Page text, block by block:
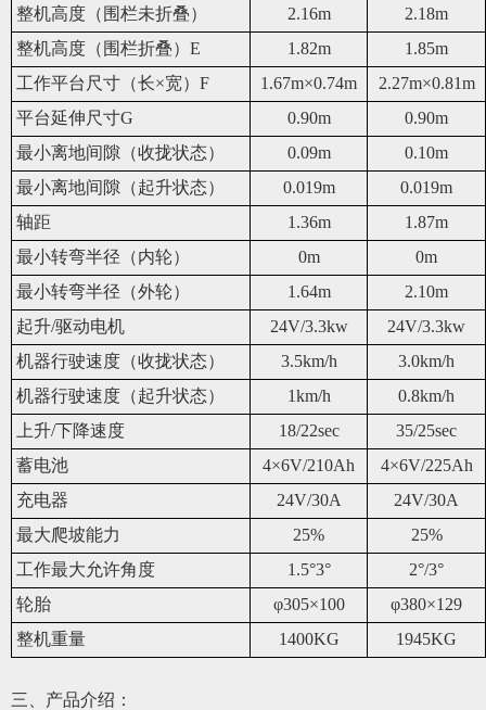
整机高度（围栏未折叠）
2.16m
2.18m
整机高度（围栏折叠）E
1.82m
1.85m
工作平台尺寸（长×宽）F
1.67m×0.74m
2.27m×0.81m
平台延伸尺寸G
0.90m
0.90m
最小离地间隙（收拢状态）
0.09m
0.10m
最小离地间隙（起升状态）
0.019m
0.019m
轴距
1.36m
1.87m
最小转弯半径（内轮）
0m
0m
最小转弯半径（外轮）
1.64m
2.10m
起升/驱动电机
24V/3.3kw
24V/3.3kw
机器行驶速度（收拢状态）
3.5km/h
3.0km/h
机器行驶速度（起升状态）
1km/h 0.8km/h
上升/下降速度
18/22sec
35/25sec
蓄电池
4×6V/210Ah
4×6V/225Ah
充电器
24V/30A
24V/30A
最大爬坡能力
25%
25%
工作最大允许角度
1.5°3°
2°/3°
轮胎
φ305×100
φ380×129
整机重量
1400KG 1945KG
三、 产品介绍：